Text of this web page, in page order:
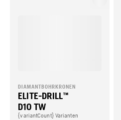
DIAMANTBOHRKRONEN
ELITE-DRILL™
D10 TW
{variantCount} Varianten